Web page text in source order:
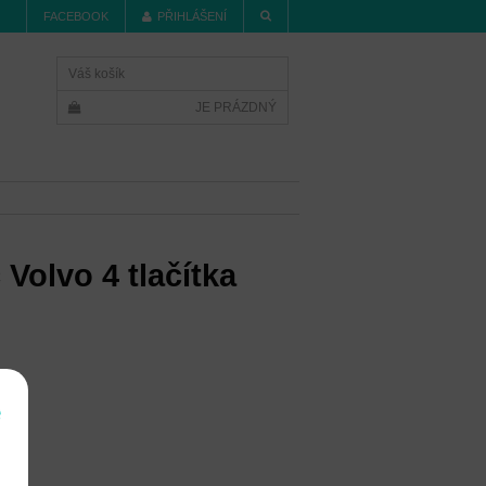
FACEBOOK PŘIHLÁŠENÍ
Váš košík
JE PRÁZDNÝ
4 tlačítka